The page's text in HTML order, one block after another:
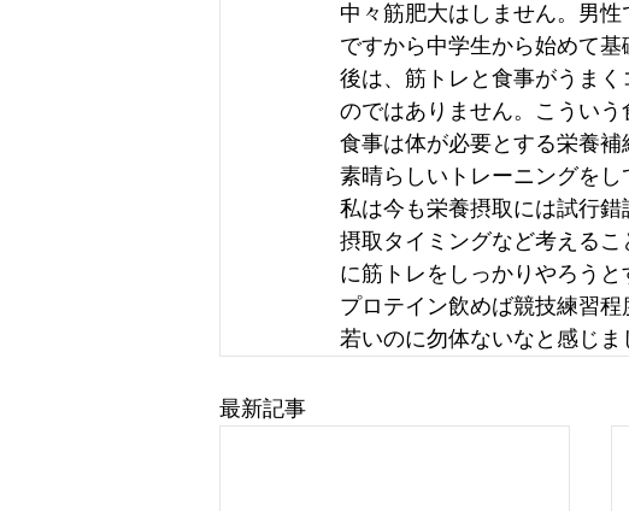
中々筋肥大はしません。男性
ですから中学生から始めて基
後は、筋トレと食事がうま
のではありません。こういう
食事は体が必要とする栄養補
素晴らしいトレーニングをし
私は今も栄養摂取には試行錯
摂取タイミングなど考える
に筋トレをしっかりやろうと
プロテイン飲めば競技練習
若いのに勿体ないなと感じま
最新記事